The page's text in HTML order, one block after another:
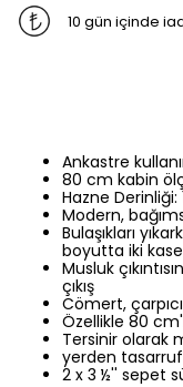
10 gün içinde
Ankastre
80 cm kabin
Hazne
Modern,
Bulaşıkları
boyutta iki kase
Musluk
çıkış
Cömert,
Özellikle 80
Tersinir olarak
yerden
2 x 3 ½'' sepet